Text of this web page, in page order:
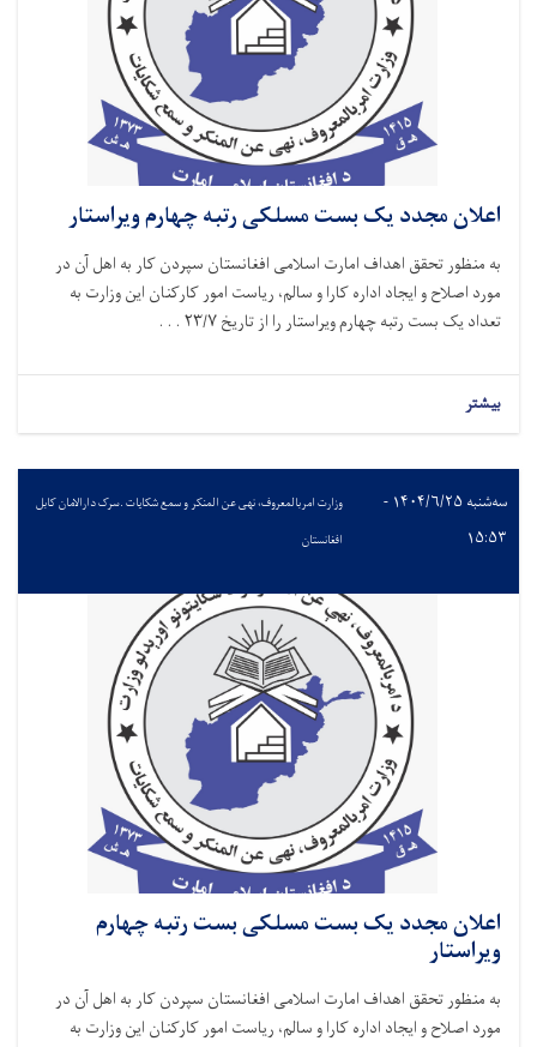
اعلان مجدد یک بست مسلکی رتبه چهارم ویراستار
به منظور تحقق اهداف امارت اسلامی افغانستان سپردن کار به اهل آن در
مورد اصلاح و ایجاد اداره کارا و سالم، ریاست امور کارکنان این وزارت به
تعداد یک بست رتبه چهارم ویراستار را از تاریخ
۲۳/۷ . . .
بیشتر
سه‌شنبه ۱۴۰۴/۶/۲۵ -
۱۵:۵۳
وزارت امربالمعروف، نهی عن المنکر و سمع شکایات .سرک دارالامان کابل
افغانستان
اعلان مجدد یک بست مسلکی بست رتبه چهارم
ویراستار
به منظور تحقق اهداف امارت اسلامی افغانستان سپردن کار به اهل آن در
مورد اصلاح و ایجاد اداره کارا و سالم، ریاست امور کارکنان این وزارت به